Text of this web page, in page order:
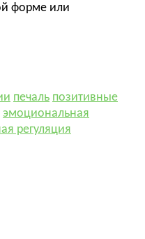
форме или
печаль позитивные
эмоциональная
регуляция